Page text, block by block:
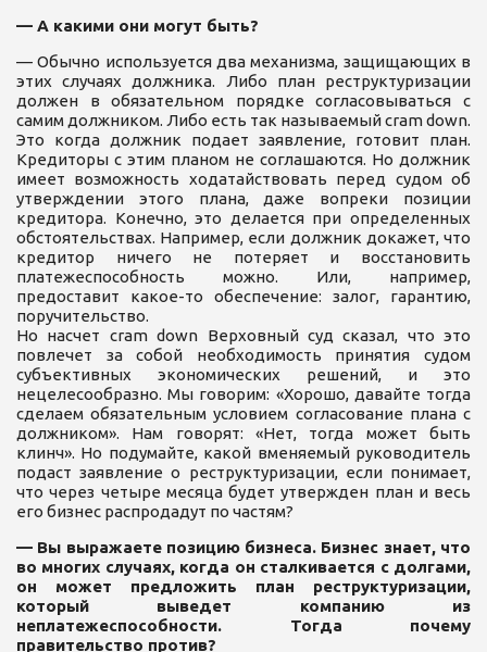
— А какими они могут быть?
— Обычно используется два механизма, защищающих в
этих случаях должника. Либо план реструктуризации
должен в обязательном порядке согласовываться с
самим должником. Либо есть так называемый cram down.
Это когда должник подает заявление, готовит план.
Кредиторы с этим планом не соглашаются. Но должник
имеет возможность ходатайствовать перед судом об
утверждении этого плана, даже вопреки позиции
кредитора. Конечно, это делается при определенных
обстоятельствах. Например, если должник докажет, что
кредитор ничего не потеряет и восстановить
платежеспособность можно. Или, например,
предоставит какое-то обеспечение: залог, гарантию,
поручительство.
Но насчет cram down Верховный суд сказал, что это
повлечет за собой необходимость принятия судом
субъективных экономических решений, и это
нецелесообразно. Мы говорим: «Хорошо, давайте тогда
сделаем обязательным условием согласование плана с
должником». Нам говорят: «Нет, тогда может быть
клинч». Но подумайте, какой вменяемый руководитель
подаст заявление о реструктуризации, если понимает,
что через четыре месяца будет утвержден план и весь
его бизнес распродадут по частям?
— Вы выражаете позицию бизнеса. Бизнес знает, что
во многих случаях, когда он сталкивается с долгами,
он может предложить план реструктуризации,
который выведет компанию из
неплатежеспособности. Тогда почему
правительство против?